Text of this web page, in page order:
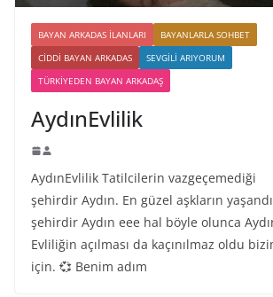
BAYAN ARKADAS ILANLARI
BAYANLARLA SOHBET
CIDDI BAYAN ARKADAS
SEVGILI ARIYORUM
TÜRKIYEDEN BAYAN ARKADAŞ
AydınEvlilik
AydınEvlilik Tatilcilerin vazgeçemediği
şehirdir Aydın. En güzel aşkların
şehirdir Aydın eee hal böyle olunca
Evliliğin açılması da kaçınılmaz oldu
için. 💞 Benim adım